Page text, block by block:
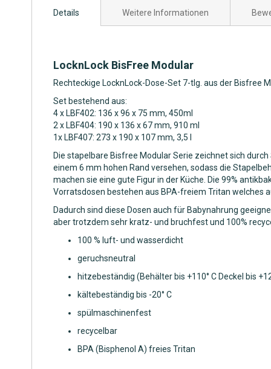
Details
LocknLock BisFree Modular
Rechteckige LocknLock-Dose-Set 7-tlg. aus der Bisfree
Set bestehend aus:
4 x LBF402: 136 x 96 x 75 mm, 450ml
2 x LBF404: 190 x 136 x 67 mm, 910 ml
1x LBF407: 273 x 190 x 107 mm, 3,5 l
Die stapelbare Bisfree Modular Serie zeichnet sich
einem 6 mm hohen Rand versehen, sodass die
machen sie eine gute Figur in der Küche. Die 99%
Vorratsdosen bestehen aus BPA-freiem Tritan welches
Dadurch sind diese Dosen auch für Babynahrung
aber trotzdem sehr kratz- und bruchfest und 100%
100 % luft- und wasserdicht
geruchsneutral
hitzebeständig (Behälter bis +110° C Deckel bis
kältebeständig bis -20° C
spülmaschinenfest
recycelbar
BPA (Bisphenol A) freies Tritan
Weitere Informationen